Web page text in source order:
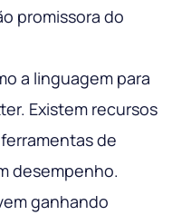
promissora do
a linguagem para
Existem recursos
de
desempenho.
ganhando